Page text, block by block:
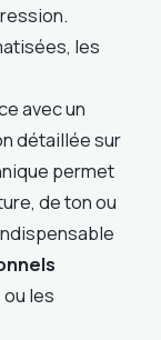
les
avec un
détaillée sur
permet
de ton ou
les